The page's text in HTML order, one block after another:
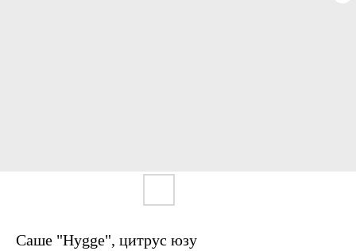
Саше "Hygge", цитрус юзу